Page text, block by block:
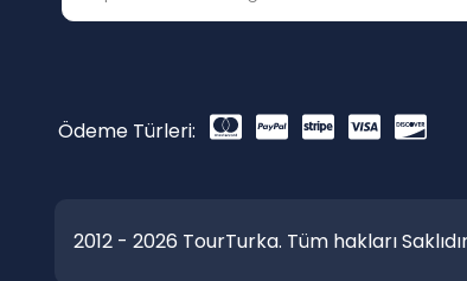
Ödeme Türleri:
2012 - 2026 TourTurka. Tüm hakları